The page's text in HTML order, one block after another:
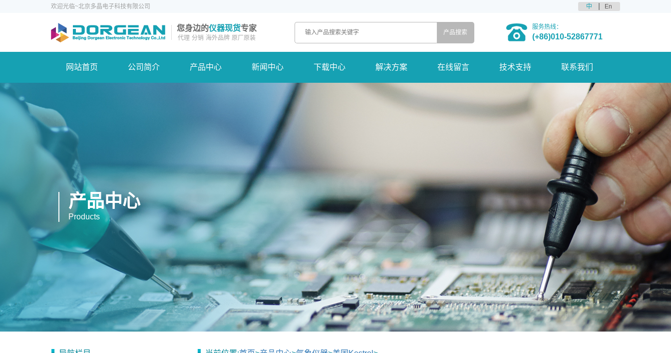
欢迎光临~北京多晶电子科技有限公司 中 En
您身边的仪器现货专家
代理 分销 海外品牌 原厂原装
服务热线：
(+86)010-52867771
网站首页 公司简介 产品中心 新闻中心 下载中心 解决方案 在线留言 技术支持 联系我们
产品中心
Products